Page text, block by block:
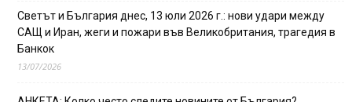
Светът и България днес, 13 юли 2026 г.: нови удари между
САЩ и Иран, жеги и пожари във Великобритания, трагедия в
Банкок
13/07/2026